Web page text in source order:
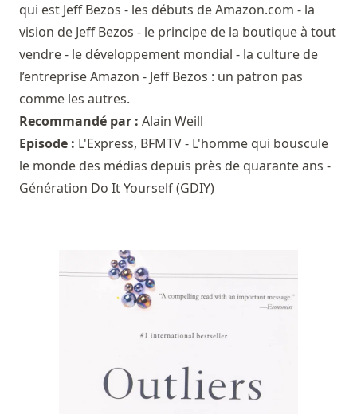
qui est Jeff Bezos - les débuts de Amazon.com - la
vision de Jeff Bezos - le principe de la boutique à tout
vendre - le développement mondial - la culture de
l’entreprise Amazon - Jeff Bezos : un patron pas
comme les autres.
Recommandé par : Alain Weill
Episode : L'Express, BFMTV - L'homme qui bouscule
le monde des médias depuis près de quarante ans -
Génération Do It Yourself (GDIY)